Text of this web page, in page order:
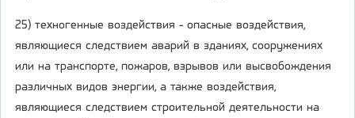
25) техногенные воздействия - опасные воздействия,
являющиеся следствием аварий в зданиях, сооружениях
или на транспорте, пожаров, взрывов или высвобождения
различных видов энергии, а также воздействия,
являющиеся следствием строительной деятельности на